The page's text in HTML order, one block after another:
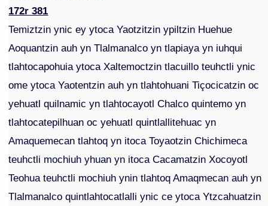
172r 381
Temiztzin ynic ey ytoca Yaotzitzin ypiltzin Huehue
Aoquantzin auh yn Tlalmanalco yn tlapiaya yn iuhqui
tlahtocapohuia ytoca Xaltemoctzin tlacuillo teuhctli ynic
ome ytoca Yaotentzin auh yn tlahtohuani Tiçocicatzin oc
yehuatl quilnamic yn tlahtocayotl Chalco quintemo yn
tlahtocatepilhuan oc yehuatl quintlallitehuac yn
Amaquemecan tlahtoq yn itoca Toyaotzin Chichimeca
teuhctli mochiuh yhuan yn itoca Cacamatzin Xocoyotl
Teohua teuhctli mochiuh ynin tlahtoq Amaqmecan auh yn
Tlalmanalco quintlahtocatlalli ynic ce ytoca Ytzcahuatzin